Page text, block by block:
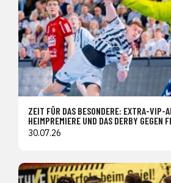
ZEIT FÜR DAS BESONDERE: EXTRA-VIP-
HEIMPREMIERE UND DAS DERBY GEGEN
30.07.26